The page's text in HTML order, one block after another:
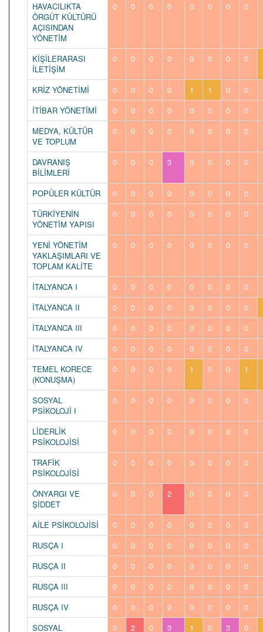
HAVACILIKTA
ÖRGÜT KÜLTÜRÜ
AÇISINDAN
YÖNETİM
0 0 0 0 0 0 0 0
KİŞİLERARASI
İLETİŞİM
0 0 0 0 0 0 0 0
KRİZ YÖNETİMİ 0 0 0 0 1 1 0 0
İTİBAR YÖNETİMİ
0 0 0 0 0 0 0 0
MEDYA, KÜLTÜR
VE TOPLUM
0 0 0 0 0 0 0 0
DAVRANIŞ
BİLİMLERİ
0 0 0 3 0 0 0 0
POPÜLER KÜLTÜR 0 0 0 0 0 0 0 0
TÜRKİYENİN
YÖNETİM YAPISI
0 0 0 0 0 0 0 0
YENİ YÖNETİM
YAKLAŞIMLARI VE
TOPLAM KALİTE
0 0 0 0 0 0 0 0
İTALYANCA I 0 0 0 0 0 0 0 0
İTALYANCA II
0 0 0 0 0 0 0 0
İTALYANCA III
0 0 0 0 0 0 0 0
İTALYANCA IV
0 0 0 0 0 0 0 0
TEMEL KORECE
(KONUŞMA)
0 0 0 0 1 0 0 1
SOSYAL
PSİKOLOJİ I
0 0 0 0 0 0 0 0
LİDERLİK
PSİKOLOJİSİ
0 0 0 0 0 0 0 0
TRAFİK
PSİKOLOJİSİ
0 0 0 0 0 0 0 0
ÖNYARGI VE
ŞİDDET
0 0 0 2 0 0 0 0
AİLE PSİKOLOJİSİ 0 0 0 0 0 0 0 0
RUSÇA I
0 0 0 0 0 0 0 0
RUSÇA II
0 0 0 0 0 0 0 0
RUSÇA III
0 0 0 0 0 0 0 0
RUSÇA IV
0 0 0 0 0 0 0 0
SOSYAL
0 2 0 3 1 0 3 0